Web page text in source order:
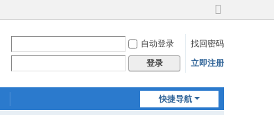
切
到
宽
自动登录
找回密码
登录 立即注册
快捷导航